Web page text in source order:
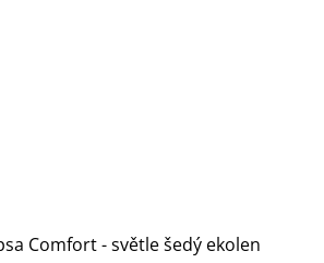
Comfort - světle šedý ekolen